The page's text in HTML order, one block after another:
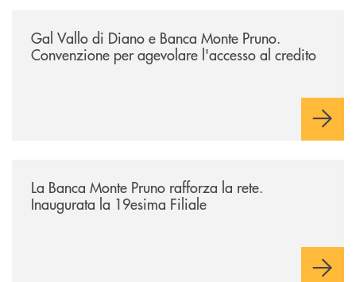
Gal Vallo di Diano e Banca Monte Pruno.
Convenzione per agevolare l'accesso al credito
La Banca Monte Pruno rafforza la rete.
Inaugurata la 19esima Filiale